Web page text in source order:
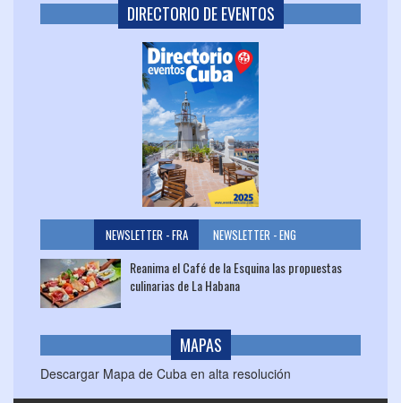
DIRECTORIO DE EVENTOS
NEWSLETTER - FRA NEWSLETTER - ENG
Reanima el Café de la Esquina las propuestas
culinarias de La Habana
MAPAS
Descargar Mapa de Cuba en alta resolución